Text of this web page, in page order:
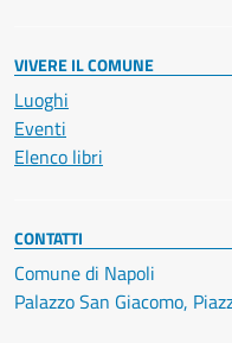
VIVERE IL COMUNE
Luoghi
Eventi
Elenco libri
CONTATTI
Comune di Napoli
Palazzo San Giacomo,